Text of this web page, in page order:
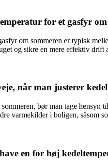
for et gasfyr om
om sommeren er typisk
og sikre en mere effektiv drift
når man justerer
bør man tage
varmekilder i boligen, såsom
en for høj